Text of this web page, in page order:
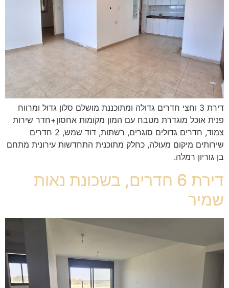
דירת 3 וחצי חדרים גדולה ומתוכננת מושלם סלון גדול ומרווח
פנית אוכל מוגדרת מטבח עם המון מקומות אחסון+חדר שירות
צמוד, חדרים גדולים סוגרים, רשתות, דוד שמש, 2 חדרים
שירותים מיקום מעולה, כחלק מתוכנית התחדשות עירונית מתחם
בן גוריון רמלה.
דירת 6 חדרים, בשכונת נאות
שמיר